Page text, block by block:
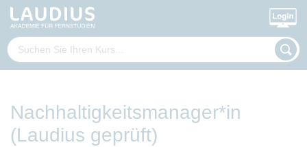
Nachhaltigkeitsmanager*in
(Laudius geprüft)